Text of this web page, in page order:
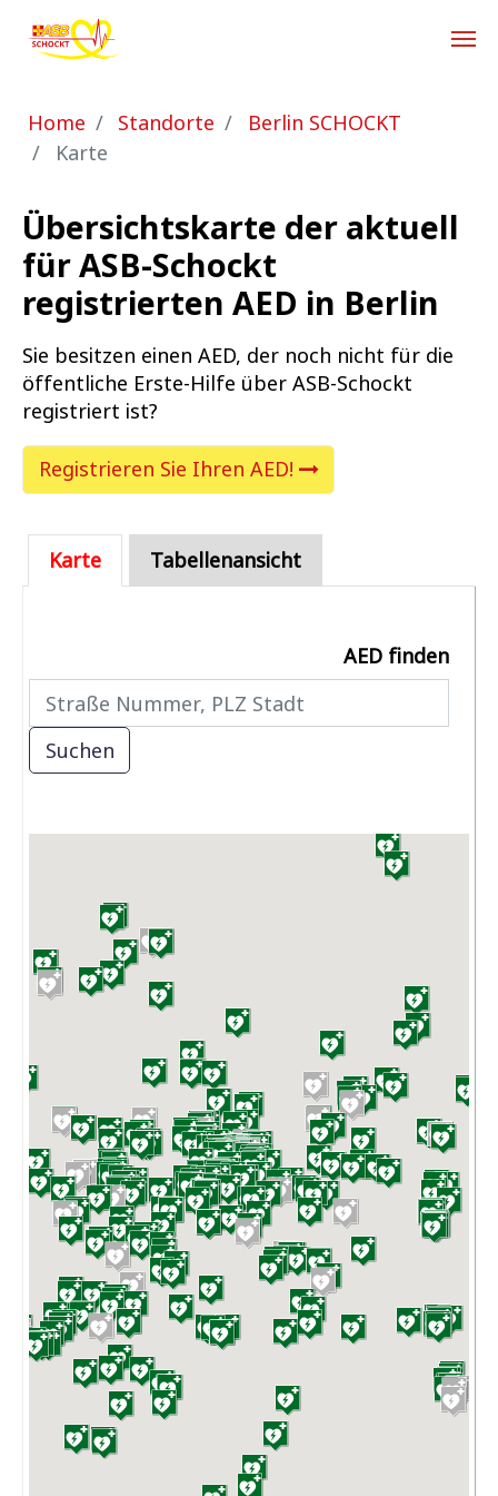
Zum Hauptinhalt springen
Sie sind hier:
Home Standorte
Berlin SCHOCKT
Karte
Übersichtskarte der aktuell
für ASB-Schockt
registrierten AED in Berlin
Sie besitzen einen AED, der noch nicht für die
öffentliche Erste-Hilfe über ASB-Schockt
registriert ist?
Registrieren Sie Ihren AED!
Karte Tabellenansicht
AED finden